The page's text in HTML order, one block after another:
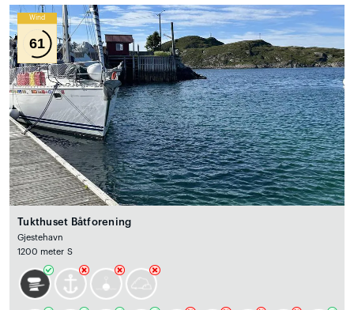
Wind
61
Tukthuset Båtforening
Gjestehavn
1200 meter S